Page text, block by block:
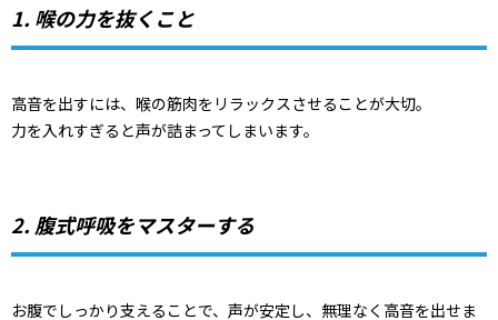
1. 喉の力を抜くこと
高音を出すには、喉の筋肉をリラックスさせることが大切。
力を入れすぎると声が詰まってしまいます。
2. 腹式呼吸をマスターする
お腹でしっかり支えることで、声が安定し、無理なく高音を出せま